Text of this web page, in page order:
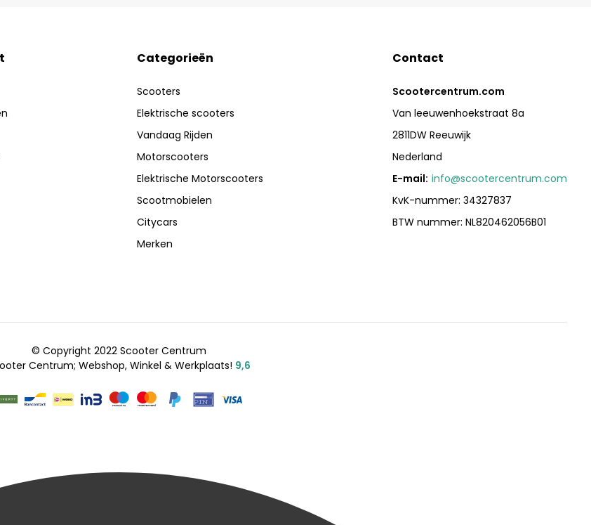
Categorieën
Scooters
Elektrische scooters
Vandaag Rijden
Motorscooters
Elektrische Motorscooters
Scootmobielen
Citycars
Merken
Contact
Scootercentrum.com
Van leeuwenhoekstraat 8a
2811DW Reeuwijk
Nederland
E-mail: info@scootercentrum.com
KvK-nummer: 34327837
BTW nummer: NL820462056B01
© Copyright 2022 Scooter Centrum
Centrum; Webshop, Winkel & Werkplaats! 9,6